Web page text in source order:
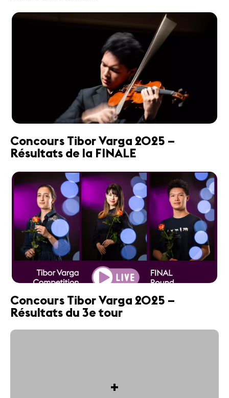
Concours Tibor Varga 2025 –
Résultats de la FINALE
Concours Tibor Varga 2025 –
Résultats du 3e tour
+